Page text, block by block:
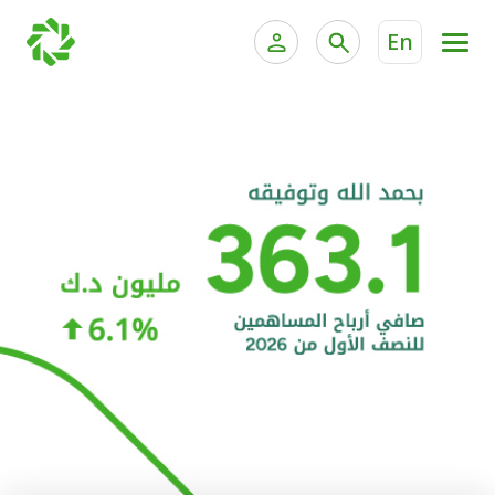
En
الخدمات المصرفية الإلكترونية للشركات
خدمة "بيتك" للتداول الإلكتروني
الحسابات المصرفية
البطاقات
"برامج العملاء"